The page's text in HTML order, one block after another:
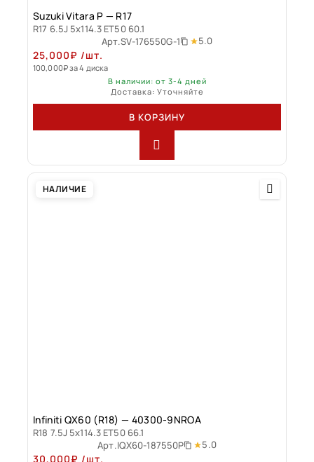
Suzuki Vitara P — R17
R17 6.5J 5x114.3 ET50 60.1
Арт.SV-176550G-1 5.0
25,000₽ /шт.
100,000₽за 4 диска
В наличии: от 3-4 дней
Доставка: Уточняйте
В КОРЗИНУ
НАЛИЧИЕ
Infiniti QX60 (R18) — 40300-9NROA
R18 7.5J 5x114.3 ET50 66.1
Арт.IQX60-187550P 5.0
30,000₽ /шт.